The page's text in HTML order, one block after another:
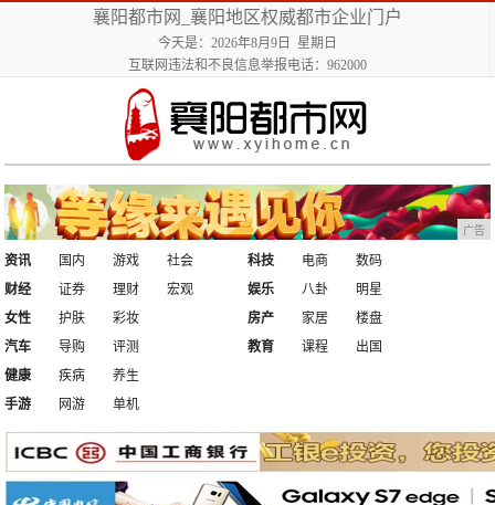
襄阳都市网_襄阳地区权威都市企业门户
今天是：2026年8月9日 星期日
互联网违法和不良信息举报电话：962000
广告
资讯 国内 游戏
社会
财经
证券 理财 宏观
科技 电商
数码
娱乐
八卦
明星
女性
护肤
彩妆
汽车
导购 评测
房产 家居
楼盘
教育
课程
出国
健康
疾病
养生
手游
网游 单机